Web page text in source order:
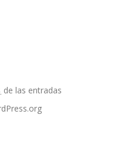
de las entradas